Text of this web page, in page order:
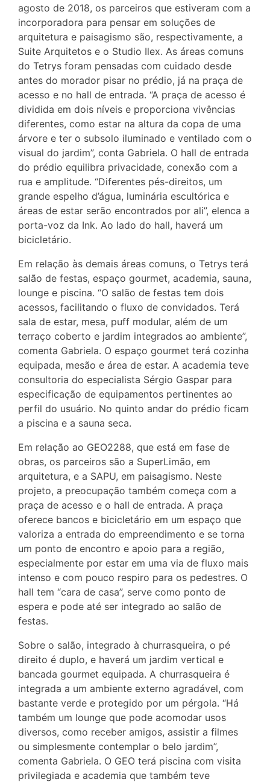
agosto de 2018, os parceiros que estiveram com a
incorporadora para pensar em soluções de
arquitetura e paisagismo são, respectivamente, a
Suite Arquitetos e o Studio Ilex. As áreas comuns
do Tetrys foram pensadas com cuidado desde
antes do morador pisar no prédio, já na praça de
acesso e no hall de entrada. “A praça de acesso é
dividida em dois níveis e proporciona vivências
diferentes, como estar na altura da copa de uma
árvore e ter o subsolo iluminado e ventilado com o
visual do jardim”, conta Gabriela. O hall de entrada
do prédio equilibra privacidade, conexão com a
rua e amplitude. “Diferentes pés-direitos, um
grande espelho d’água, luminária escultórica e
áreas de estar serão encontrados por ali”, elenca a
porta-voz da Ink. Ao lado do hall, haverá um
bicicletário.
Em relação às demais áreas comuns, o Tetrys terá
salão de festas, espaço gourmet, academia, sauna,
lounge e piscina. “O salão de festas tem dois
acessos, facilitando o fluxo de convidados. Terá
sala de estar, mesa, puff modular, além de um
terraço coberto e jardim integrados ao ambiente”,
comenta Gabriela. O espaço gourmet terá cozinha
equipada, mesão e área de estar. A academia teve
consultoria do especialista Sérgio Gaspar para
especificação de equipamentos pertinentes ao
perfil do usuário. No quinto andar do prédio ficam
a piscina e a sauna seca.
Em relação ao GEO2288, que está em fase de
obras, os parceiros são a SuperLimão, em
arquitetura, e a SAPU, em paisagismo. Neste
projeto, a preocupação também começa com a
praça de acesso e o hall de entrada. A praça
oferece bancos e bicicletário em um espaço que
valoriza a entrada do empreendimento e se torna
um ponto de encontro e apoio para a região,
especialmente por estar em uma via de fluxo mais
intenso e com pouco respiro para os pedestres. O
hall tem “cara de casa”, serve como ponto de
espera e pode até ser integrado ao salão de
festas.
Sobre o salão, integrado à churrasqueira, o pé
direito é duplo, e haverá um jardim vertical e
bancada gourmet equipada. A churrasqueira é
integrada a um ambiente externo agradável, com
bastante verde e protegido por um pérgola. “Há
também um lounge que pode acomodar usos
diversos, como receber amigos, assistir a filmes
ou simplesmente contemplar o belo jardim”,
comenta Gabriela. O GEO terá piscina com visita
privilegiada e academia que também teve